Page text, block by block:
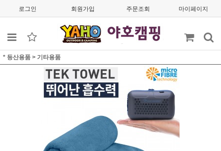
로그인 회원가입 주문조회 마이페이지
* 등산용품 > 기타용품